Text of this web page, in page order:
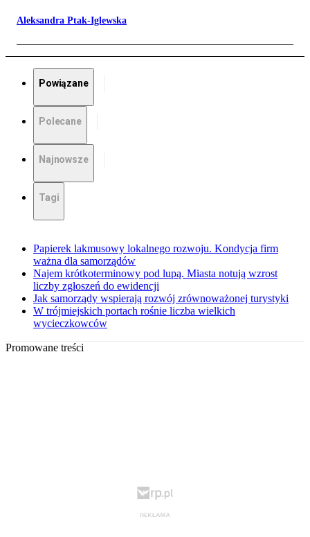
Aleksandra Ptak-Iglewska
Powiązane
Polecane
Najnowsze
Tagi
Papierek lakmusowy lokalnego rozwoju. Kondycja firm
ważna dla samorządów
Najem krótkoterminowy pod lupą. Miasta notują wzrost
liczby zgłoszeń do ewidencji
Jak samorządy wspierają rozwój zrównoważonej turystyki
W trójmiejskich portach rośnie liczba wielkich
wycieczkowców
Promowane treści